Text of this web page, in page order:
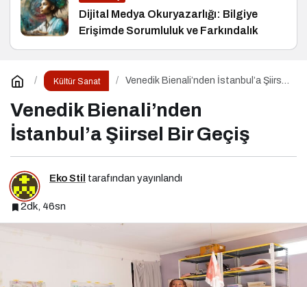
Dijital Medya Okuryazarlığı: Bilgiye
Erişimde Sorumluluk ve Farkındalık
Kültür Sanat
Venedik Bienali’nden İstanbul’a Şiirsel
Venedik Bienali’nden
İstanbul’a Şiirsel Bir Geçiş
Eko Stil tarafından yayınlandı
2dk, 46sn